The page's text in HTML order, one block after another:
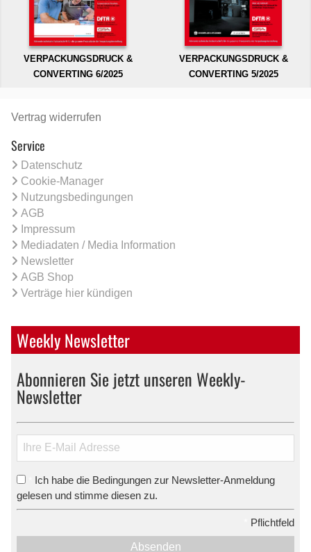
VERPACKUNGSDRUCK &
CONVERTING 6/2025
VERPACKUNGSDRUCK &
CONVERTING 5/2025
Vertrag widerrufen
Service
Datenschutz
Cookie-Manager
Nutzungsbedingungen
AGB
Impressum
Mediadaten / Media Information
Newsletter
AGB Shop
Verträge hier kündigen
Weekly Newsletter
Abonnieren Sie jetzt unseren Weekly-
Newsletter
Ich habe die Bedingungen zur Newsletter-Anmeldung
gelesen und stimme diesen zu.
Pflichtfeld
Absenden